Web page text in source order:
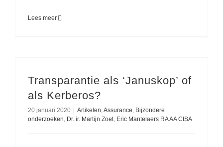
Lees meer
Transparantie als ‘Januskop’ of
als Kerberos?
20 januari 2020 | Artikelen Assurance Bijzondere
onderzoeken Dr. ir. Martijn Zoet Eric Mantelaers RA AA CISA